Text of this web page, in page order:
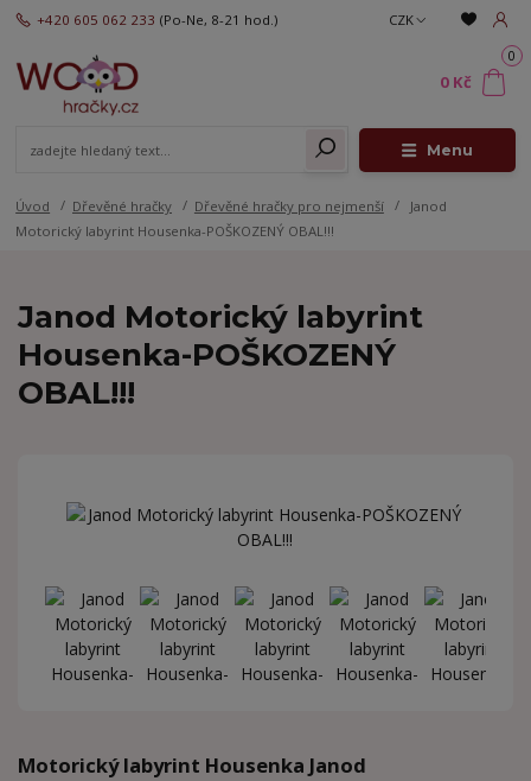
Menu
CZK
+420 605 062 233 (Po-Ne, 8-21 hod.)
0
0 Kč
Úvod Dřevěné hračky Dřevěné hračky pro nejmenší
Janod
Motorický labyrint Housenka-POŠKOZENÝ OBAL!!!
Janod Motorický labyrint
Housenka-POŠKOZENÝ
OBAL!!!
Motorický labyrint Housenka Janod